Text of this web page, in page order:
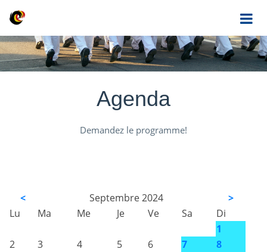
Agenda
Demandez le programme!
< Septembre 2024
>
Lu
Ma Me Je Ve Sa
Di
1
2
3 4 5 6 7
8